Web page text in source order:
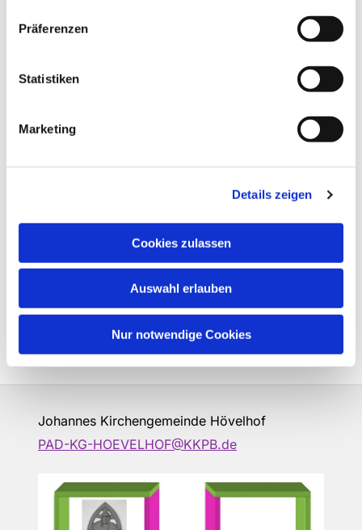
Präferenzen
Statistiken
Marketing
Details zeigen
Cookies zulassen
Auswahl erlauben
Nur notwendige Cookies
Johannes Kirchengemeinde Hövelhof
PAD-KG-HOEVELHOF@KKPB.de